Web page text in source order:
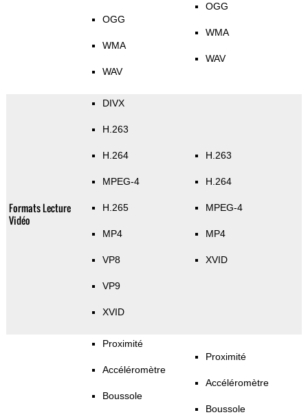
OGG
WMA
WAV
OGG
WMA
WAV
Formats Lecture
Vidéo
DIVX
H.263
H.264
MPEG-4
H.265
MP4
VP8
VP9
XVID
H.263
H.264
MPEG-4
MP4
XVID
Proximité
Accéléromètre
Boussole
Proximité
Accéléromètre
Boussole